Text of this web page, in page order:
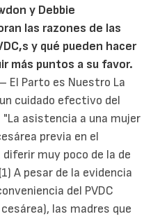
y Debbie
las razones de las
y qué pueden hacer
más puntos a su favor.
El Parto es Nuestro La
cuidado efectivo del
asistencia a una mujer
previa en el
muy poco de la de
A pesar de la evidencia
del PVDC
las madres que